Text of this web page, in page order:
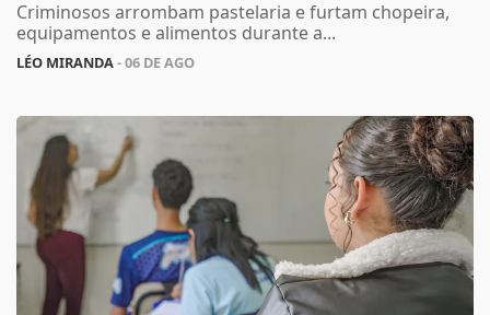
Criminosos arrombam pastelaria e furtam chopeira,
equipamentos e alimentos durante a...
LÉO MIRANDA- 06 DE AGO